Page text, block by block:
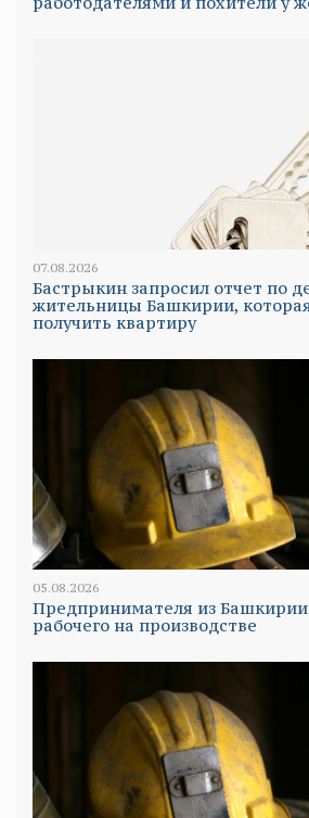
07.08.2026
Бастрыкин запросил отчет по
жительницы Башкирии,
получить квартиру
05.08.2026
Предпринимателя из Башкирии
рабочего на производстве